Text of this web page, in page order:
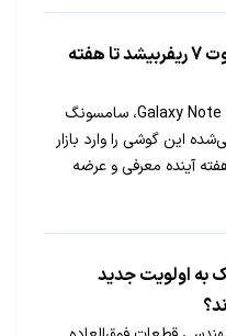
احتمال عرضه گلکسی نوت 7 ریفربیشد تا هفته
پس از سرنوشت غم‌انگیز Galaxy Note 7، سامسونگ
این گوشی را وارد بازار
آینده معرفی و عرضه
به اولویت جدید